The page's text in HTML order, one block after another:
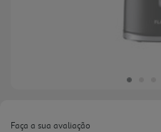
Faça a sua avaliação